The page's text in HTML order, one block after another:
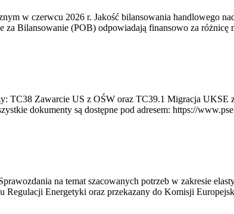
w czerwcu 2026 r. Jakość bilansowania handlowego
Bilansowanie (POB) odpowiadają finansowo za różnicę
TC38 Zawarcie US z OŚW oraz TC39.1 Migracja
dokumenty są dostępne pod adresem: https://
na temat szacowanych potrzeb w zakresie
Regulacji Energetyki oraz przekazany do Komisji